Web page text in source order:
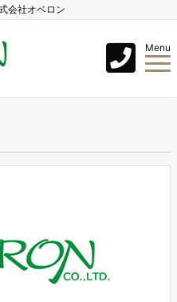
会社オベロン
Menu